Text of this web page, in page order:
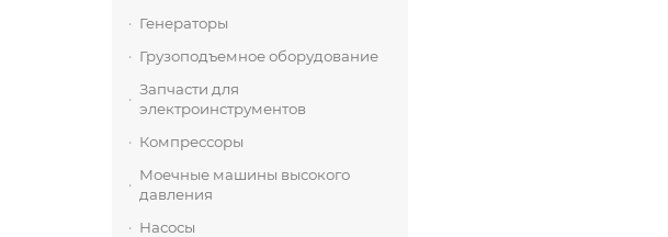
Генераторы
Грузоподъемное оборудование
Запчасти для
электроинструментов
Компрессоры
Моечные машины высокого
давления
Насосы